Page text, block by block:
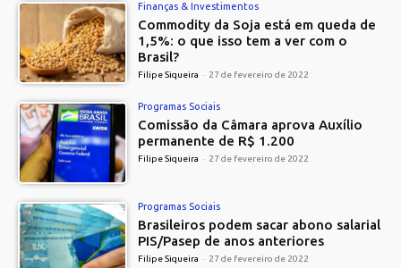
Finanças & Investimentos
Commodity da Soja está em queda de
1,5%: o que isso tem a ver com o
Brasil?
Filipe Siqueira - 27 de fevereiro de 2022
Programas Sociais
Comissão da Câmara aprova Auxílio
permanente de R$ 1.200
Filipe Siqueira - 27 de fevereiro de 2022
Programas Sociais
Brasileiros podem sacar abono salarial
PIS/Pasep de anos anteriores
Filipe Siqueira - 27 de fevereiro de 2022